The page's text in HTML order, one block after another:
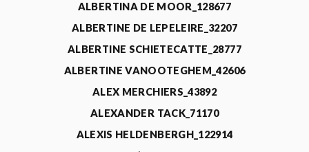
ALBERTINA DE MOOR_128677
ALBERTINE DE LEPELEIRE_32207
ALBERTINE SCHIETECATTE_28777
ALBERTINE VANOOTEGHEM_42606
ALEX MERCHIERS_43892
ALEXANDER TACK_71170
ALEXIS HELDENBERGH_122914